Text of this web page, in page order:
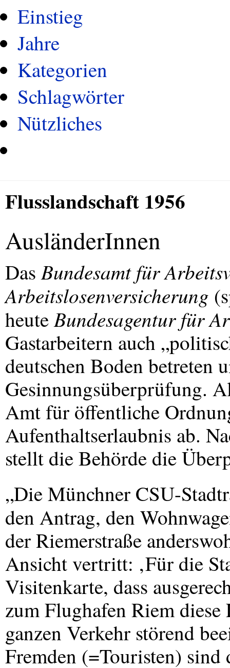
Einstieg
Jahre
Kategorien
Schlagwörter
Nützliches
Flusslandschaft 1956
AusländerInnen
DasBundesamt für
Arbeitslosenversicherung
heuteBundesagentur für
Gastarbeitern auch
deutschen Boden betreten
Gesinnungsüberprüfung.
Amt für öffentliche
Aufenthaltserlaubnis ab.
stellt die Behörde die
„Die Münchner CSU-
den Antrag, den
der Riemerstraße
Ansicht vertritt: ‚Für die
Visitenkarte, dass
zum Flughafen Riem
ganzen Verkehr störend
Fremden (=Touristen) sind